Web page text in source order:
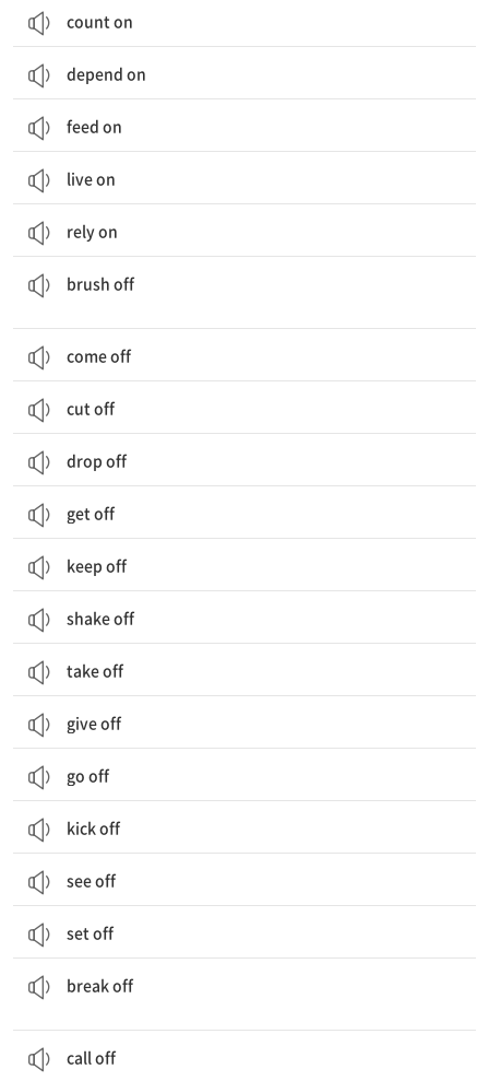
count on
depend on
feed on
live on
rely on
brush off
come off
cut off
drop off
get off
keep off
shake off
take off
give off
go off
kick off
see off
set off
break off
call off